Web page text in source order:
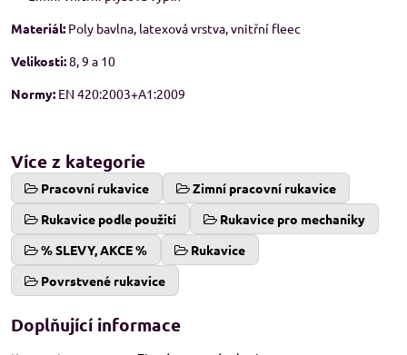
Materiál: Poly bavlna, latexová vrstva, vnitřní fleec
Velikosti:8, 9 a 10
Normy: EN 420:2003+A1:2009
Více z kategorie
Pracovní rukavice
Zimní pracovní rukavice
Rukavice podle použití
Rukavice pro mechaniky
% SLEVY, AKCE %
Rukavice
Povrstvené rukavice
Doplňující informace